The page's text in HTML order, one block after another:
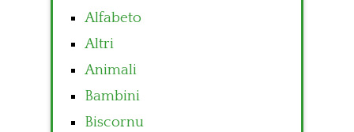
Alfabeto
Altri
Animali
Bambini
Biscornu